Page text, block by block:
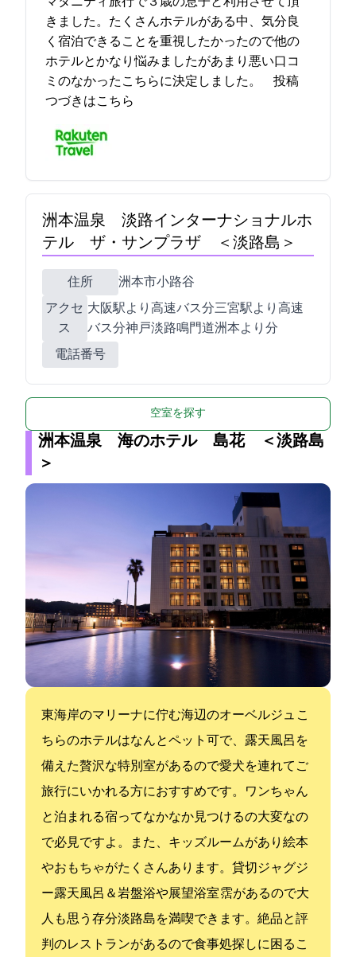
きました。たくさんホテルがある中、気分良
く宿泊できることを重視したかったので他の
ホテルとかなり悩みましたがあまり悪い口コ
ミのなかったこちらに決定しました。… 2021-12-12 15:49:24投稿
つづきはこちら
洲本温泉 淡路インターナショナルホ
テル ザ・サンプラザ ＜淡路島＞
住所
洲本市小路谷1279-13
アクセ
ス
大阪駅より高速バス120分/三宮駅より高速
バス80分/神戸淡路鳴門道洲本ICより15分
電話番号
空室を探す
洲本温泉 海のホテル 島花 ＜淡路島
＞
東海岸のマリーナに佇む海辺のオーベルジュ こ
ちらのホテルはなんとペット可で、露天風呂を
備えた贅沢な特別室があるので愛犬を連れてご
旅行にいかれる方におすすめです。ワンちゃん
と泊まれる宿ってなかなか見つけるの大変なの
で必見ですよ。また、キッズルームがあり絵本
やおもちゃがたくさんあります。貸切ジャグジ
ー露天風呂＆岩盤浴や展望浴室 霑があるので大
人も思う存分淡路島を満喫できます。絶品と評
判のレストランがあるので食事処探しに困るこ